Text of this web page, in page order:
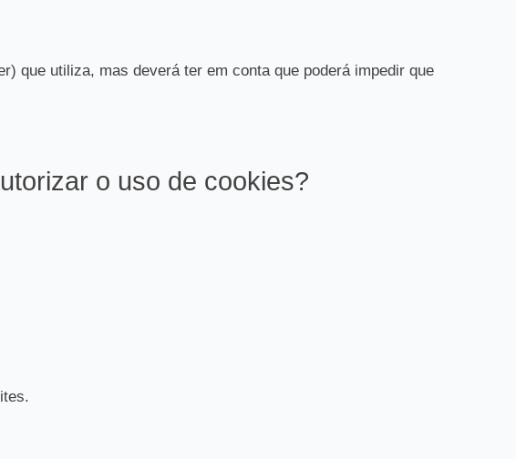
que utiliza, mas deverá ter em conta que poderá impedir que
o uso de cookies?